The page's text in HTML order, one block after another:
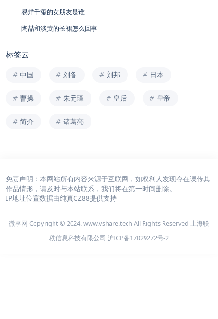
易烊千玺的女朋友是谁
陶喆和淡黄的长裙怎么回事
标签云
中国 刘备 刘邦 日本
曹操 朱元璋 皇后 皇帝
简介 诸葛亮
免责声明：本网站所有内容来源于互联网，如权利人发现存在误传其
作品情形，请及时与本站联系，我们将在第一时间删除。
IP地址位置数据由纯真CZ88提供支持
微享网 Copyright © 2024. www.vshare.tech All Rights Reserved 上海联
秩信息科技有限公司 沪ICP备17029272号-2